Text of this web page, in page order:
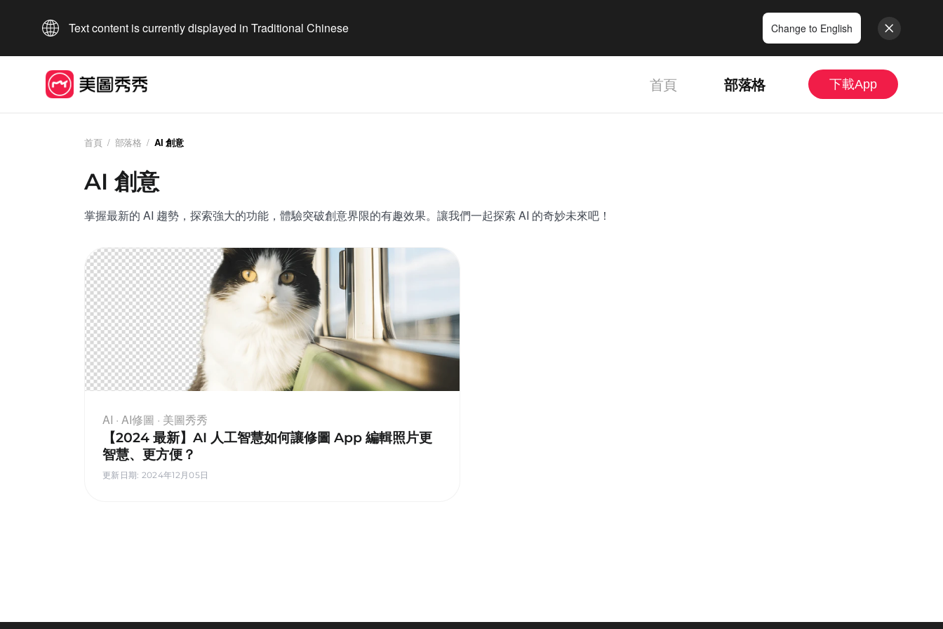
Text content is currently displayed in Traditional Chinese Change to English
首頁 部落格 下載App
首頁 / 部落格 / AI 創意
AI 創意
掌握最新的 AI 趨勢，探索強大的功能，體驗突破創意界限的有趣效果。讓我們一起探索 AI 的奇妙未來吧！
AI · AI修圖 · 美圖秀秀
【2024 最新】AI 人工智慧如何讓修圖 App 編輯照片更
智慧、更方便？
更新日期: 2024年12月05日